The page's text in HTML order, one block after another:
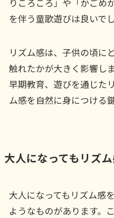
りころころ」や「かごめ
を伴う童歌遊びは良いでし
リズム感は、子供の頃に
触れたかが大きく影響し
早期教育、遊びを通じた
ム感を自然に身につける
大人になってもリズ
大人になってもリズム感
ようなものがあります。